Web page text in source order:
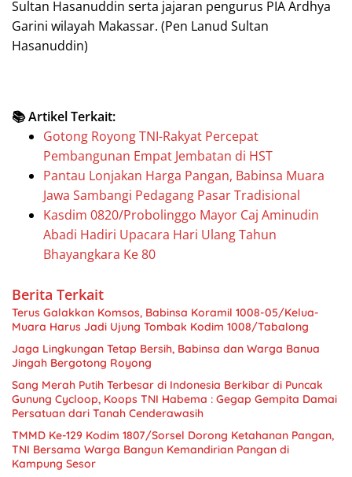
Sultan Hasanuddin serta jajaran pengurus PIA Ardhya
Garini wilayah Makassar. (Pen Lanud Sultan
Hasanuddin)
📚 Artikel Terkait:
Gotong Royong TNI-Rakyat Percepat
Pembangunan Empat Jembatan di HST
Pantau Lonjakan Harga Pangan, Babinsa Muara
Jawa Sambangi Pedagang Pasar Tradisional
Kasdim 0820/Probolinggo Mayor Caj Aminudin
Abadi Hadiri Upacara Hari Ulang Tahun
Bhayangkara Ke 80
Berita Terkait
Terus Galakkan Komsos, Babinsa Koramil 1008-05/Kelua-
Muara Harus Jadi Ujung Tombak Kodim 1008/Tabalong
Jaga Lingkungan Tetap Bersih, Babinsa dan Warga Banua
Jingah Bergotong Royong
Sang Merah Putih Terbesar di Indonesia Berkibar di Puncak
Gunung Cycloop, Koops TNI Habema : Gegap Gempita Damai
Persatuan dari Tanah Cenderawasih
TMMD Ke-129 Kodim 1807/Sorsel Dorong Ketahanan Pangan,
TNI Bersama Warga Bangun Kemandirian Pangan di
Kampung Sesor